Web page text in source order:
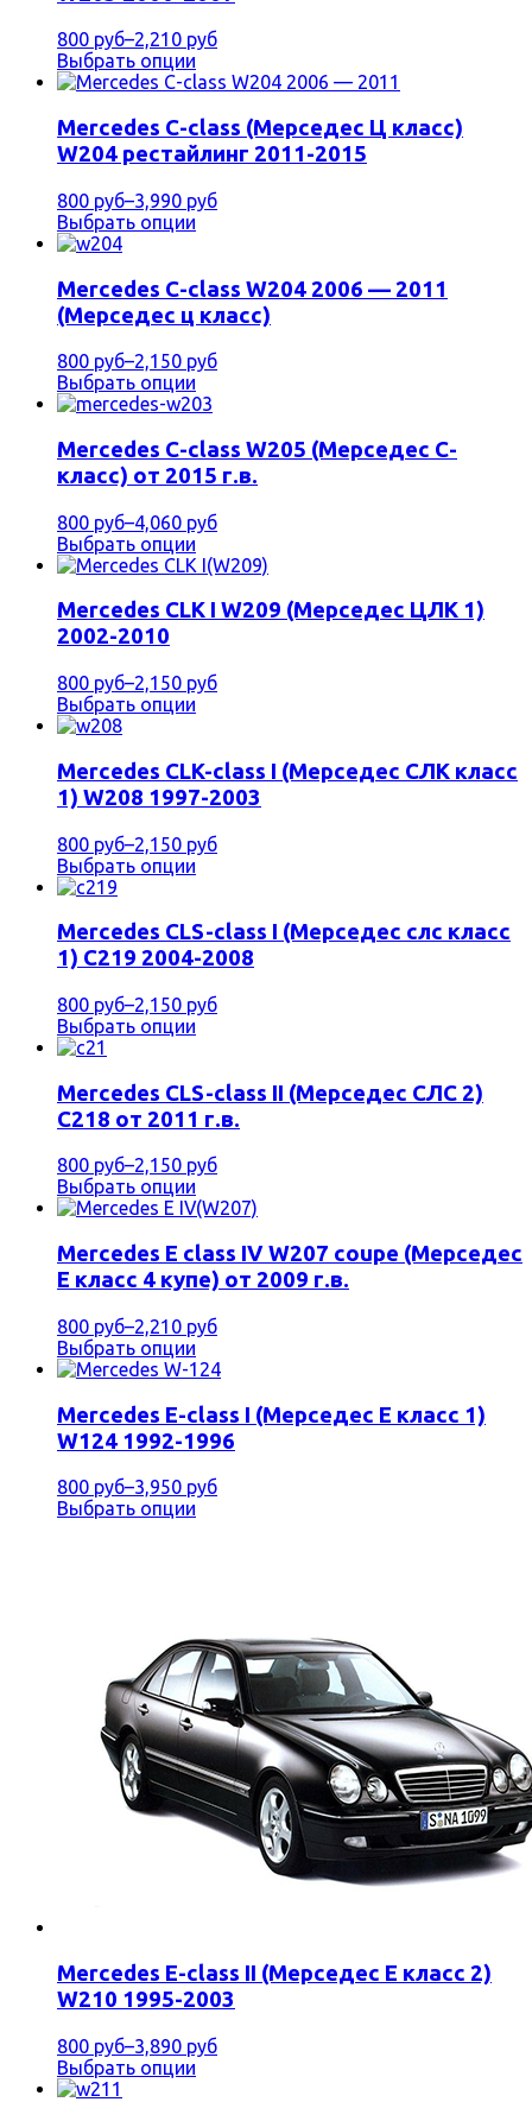
800 руб–2,210 руб
Выбрать опции
Mercedes C-class (Мерседес Ц класс)
W204 рестайлинг 2011-2015
800 руб–3,990 руб
Выбрать опции
Mercedes C-class W204 2006 — 2011
(Мерседес ц класс)
800 руб–2,150 руб
Выбрать опции
Mercedes C-class W205 (Мерседес С-
класс) от 2015 г.в.
800 руб–4,060 руб
Выбрать опции
Mercedes CLK I W209 (Мерседес ЦЛК 1)
2002-2010
800 руб–2,150 руб
Выбрать опции
Mercedes CLK-class I (Мерседес СЛК класс
1) W208 1997-2003
800 руб–2,150 руб
Выбрать опции
Mercedes CLS-class I (Мерседес слс класс
1) C219 2004-2008
800 руб–2,150 руб
Выбрать опции
Mercedes CLS-class II (Мерседес СЛС 2)
C218 от 2011 г.в.
800 руб–2,150 руб
Выбрать опции
Mercedes E class IV W207 coupe (Мерседес
Е класс 4 купе) от 2009 г.в.
800 руб–2,210 руб
Выбрать опции
Mercedes E-class I (Мерседес Е класс 1)
W124 1992-1996
800 руб–3,950 руб
Выбрать опции
Mercedes E-class II (Мерседес Е класс 2)
W210 1995-2003
800 руб–3,890 руб
Выбрать опции